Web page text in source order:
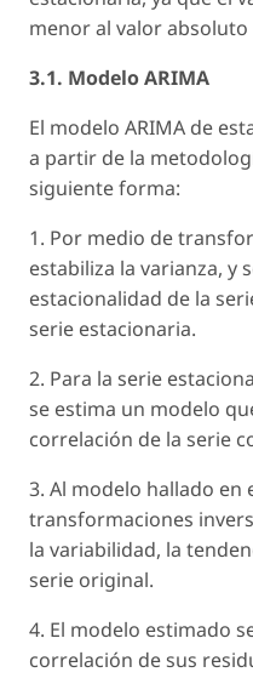
menor al valor
3.1. Modelo ARIMA
El modelo ARIMA de
a partir de la
siguiente forma:
1. Por medio de
estabiliza la varianza, y
estacionalidad de la
serie estacionaria.
2. Para la serie
se estima un modelo
correlación de la serie
3. Al modelo hallado en
transformaciones
la variabilidad, la
serie original.
4. El modelo estimado
correlación de sus